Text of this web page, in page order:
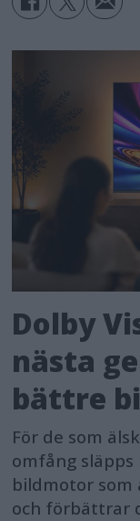
Dolby
nästa
bättre
För de som
omfång släpps
bildmotor som
och förbättrar